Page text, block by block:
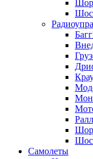
Самолеты